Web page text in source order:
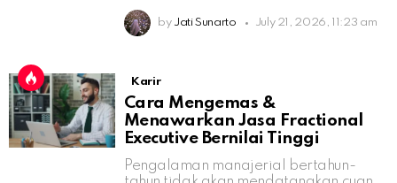
by Jati Sunarto July 21, 2026, 11:23 am
Karir
Cara Mengemas &
Menawarkan Jasa Fractional
Executive Bernilai Tinggi
Pengalaman manajerial bertahun-